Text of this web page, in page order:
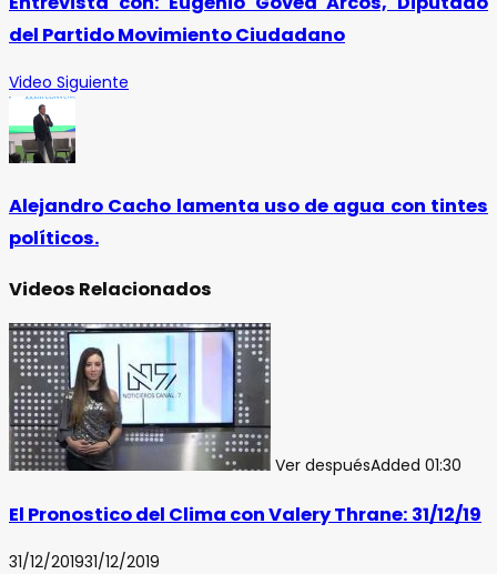
del Partido Movimiento Ciudadano
Video Siguiente
Alejandro Cacho lamenta uso de agua con tintes
políticos.
Videos Relacionados
Ver despuésAdded 01:30
El Pronostico del Clima con Valery Thrane: 31/12/19
31/12/201931/12/2019